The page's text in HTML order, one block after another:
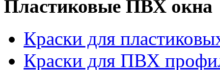
Пластиковые ПВХ окна
Краски для
Краски для ПВХ